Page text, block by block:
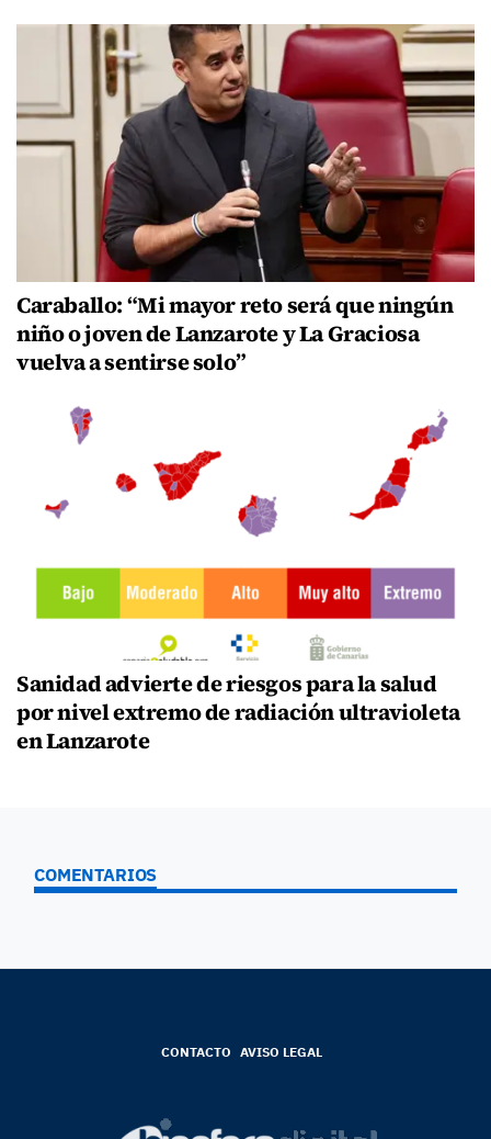
Caraballo: “Mi mayor reto será que ningún
niño o joven de Lanzarote y La Graciosa
vuelva a sentirse solo”
Sanidad advierte de riesgos para la salud
por nivel extremo de radiación ultravioleta
en Lanzarote
COMENTARIOS
CONTACTO AVISO LEGAL